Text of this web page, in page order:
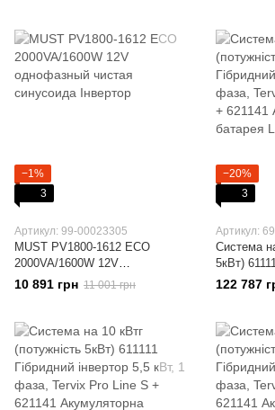
−1%
3
Артикул: 99-00023305
MUST PV1800-1612 ECO
2000VA/1600W 12V
однофазный чистая синусоида
10 891 грн 11 001 грн
−20%
3
Артикул:
Система
5кВт)
інвертор
Pro Line S
122 787